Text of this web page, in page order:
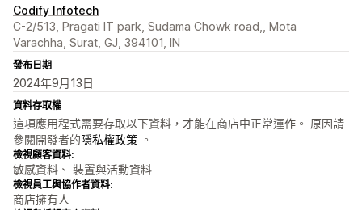
Codify Infotech
C-2/513, Pragati IT park, Sudama Chowk road,, Mota
Varachha, Surat, GJ, 394101, IN
發布日期
2024年9月13日
資料存取權
這項應用程式需要存取以下資料，才能在商店中正常運作。 原因請
參閱開發者的隱私權政策 。
檢視顧客資料:
敏感資料、 裝置與活動資料
檢視員工與協作者資料:
商店擁有人